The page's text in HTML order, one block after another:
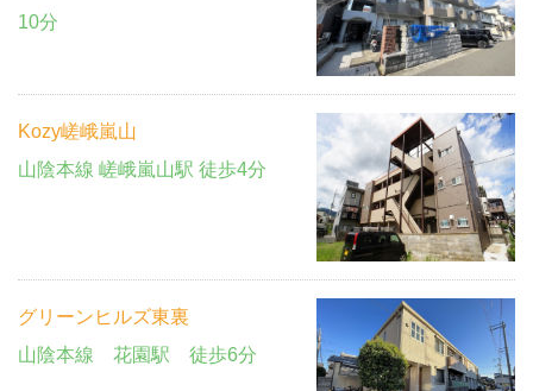
10分
Kozy嵯峨嵐山
山陰本線 嵯峨嵐山駅 徒歩4分
グリーンヒルズ東裏
山陰本線 花園駅 徒歩6分